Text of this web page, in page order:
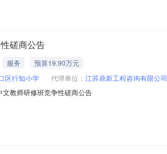
磋商公告
服务
预算19.90万元
区行知小学 代理单位： 江苏鼎新工程咨询有限公司
教师研修班竞争性磋商公告